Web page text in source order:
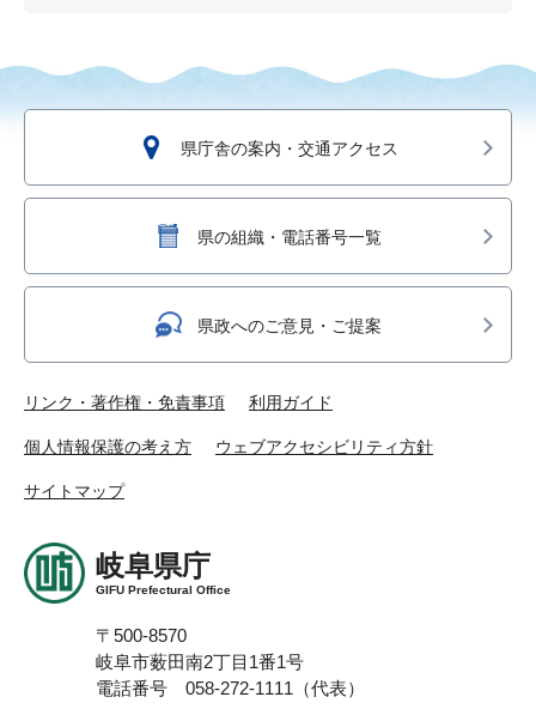
県庁舎の案内・交通アクセス
県の組織・電話番号一覧
県政へのご意見・ご提案
リンク・著作権・免責事項 利用ガイド
個人情報保護の考え方 ウェブアクセシビリティ方針
サイトマップ
岐阜県庁
GIFU Prefectural Office
〒500-8570
岐阜市薮田南2丁目1番1号
電話番号 058-272-1111（代表）